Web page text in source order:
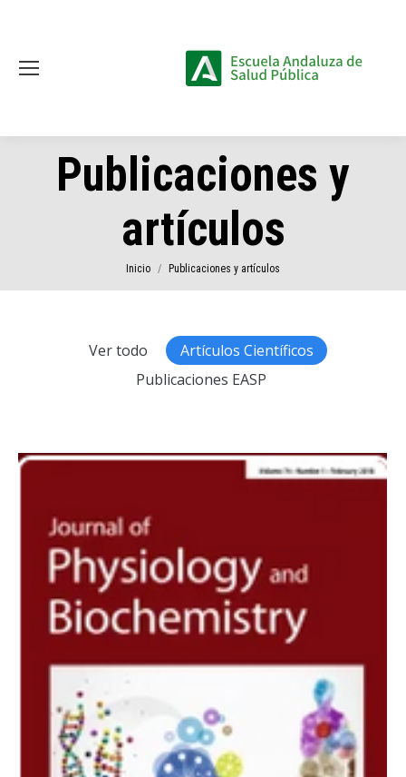
Publicaciones y
artículos
Estás aquí:
Inicio Publicaciones y artículos
Ver todo
Artículos Científicos
Publicaciones EASP